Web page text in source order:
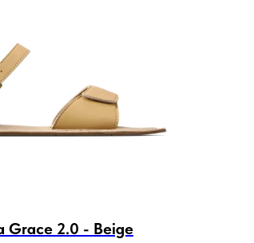
Grace 2.0 - Beige